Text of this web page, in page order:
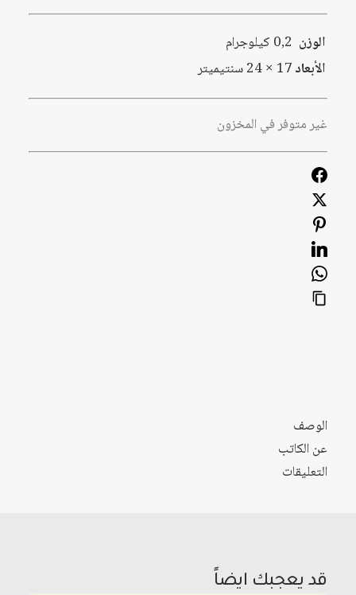
الوزن 0,2 كيلوجرام
الأبعاد17 × 24 سنتيميتر
غير متوفر في المخزون
الوصف
عن الكاتب
التعليقات
قد يعجبك ايضاً